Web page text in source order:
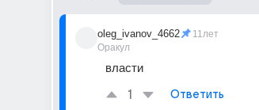
oleg_ivanov_4662
Оракул
11лет
власти
1 Ответить